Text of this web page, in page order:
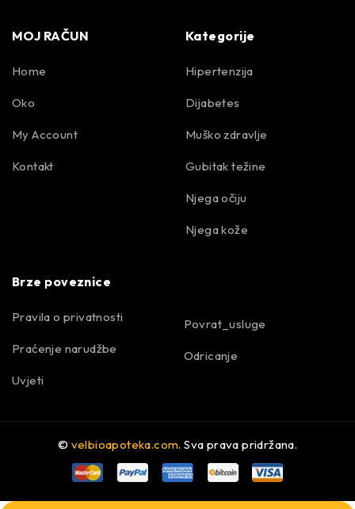
MOJ RAČUN
Home
Oko
My Account
Kontakt
Kategorije
Hipertenzija
Dijabetes
Muško zdravlje
Gubitak težine
Njega očiju
Njega kože
Brze poveznice
Pravila o privatnosti
Praćenje narudžbe
Uvjeti
Povrat_usluge
Odricanje
© velbioapoteka.com. Sva prava pridržana.